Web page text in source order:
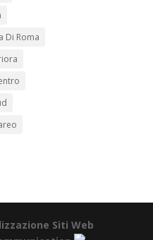
Di Roma
Siti Web